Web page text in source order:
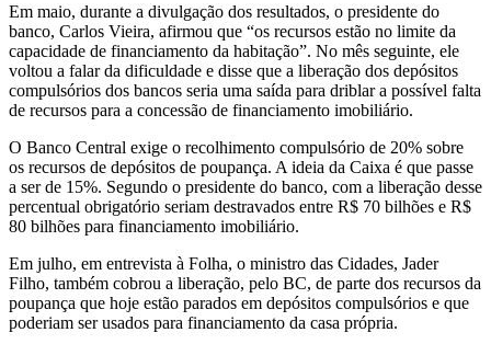
Em maio, durante a divulgação dos resultados, o presidente do
banco, Carlos Vieira, afirmou que “os recursos estão no limite da
capacidade de financiamento da habitação”. No mês seguinte, ele
voltou a falar da dificuldade e disse que a liberação dos depósitos
compulsórios dos bancos seria uma saída para driblar a possível falta
de recursos para a concessão de financiamento imobiliário.
O Banco Central exige o recolhimento compulsório de 20% sobre
os recursos de depósitos de poupança. A ideia da Caixa é que passe
a ser de 15%. Segundo o presidente do banco, com a liberação desse
percentual obrigatório seriam destravados entre R$ 70 bilhões e R$
80 bilhões para financiamento imobiliário.
Em julho, em entrevista à Folha, o ministro das Cidades, Jader
Filho, também cobrou a liberação, pelo BC, de parte dos recursos da
poupança que hoje estão parados em depósitos compulsórios e que
poderiam ser usados para financiamento da casa própria.